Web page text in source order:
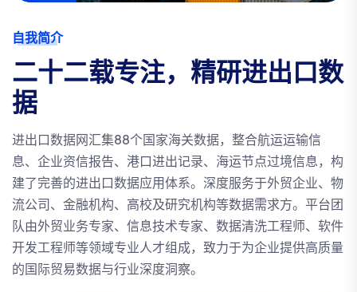
自我简介
二十二载专注，精研进出口数
据
进出口数据网汇集88个国家海关数据，整合航运运输信
息、企业资信报告、港口进出记录、海运节点过境信息，构
建了完善的进出口数据应用体系。深度服务于外贸企业、物
流公司、金融机构、高校及研究机构等数据需求方。平台团
队由外贸业务专家、信息技术专家、数据清洗工程师、软件
开发工程师等领域专业人才组成，致力于为企业提供高质量
的国际贸易数据与行业深度洞察。